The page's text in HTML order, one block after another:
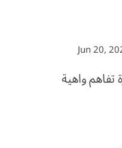
Jun 20,
واهية